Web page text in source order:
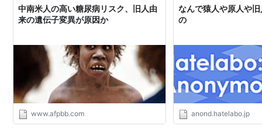
中南米人の高い糖尿病リスク、旧人由
来の遺伝子変異が原因か
www.afpbb.com
なんで猿人や原人や
の
anond.hatelabo.jp